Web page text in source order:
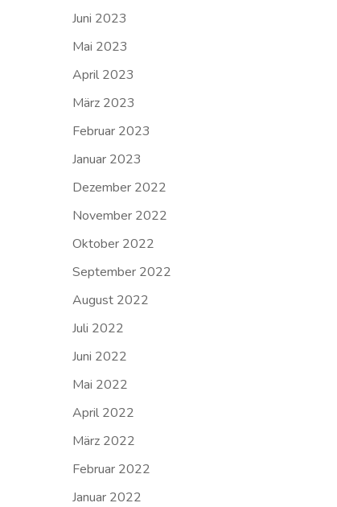
Juni 2023
Mai 2023
April 2023
März 2023
Februar 2023
Januar 2023
Dezember 2022
November 2022
Oktober 2022
September 2022
August 2022
Juli 2022
Juni 2022
Mai 2022
April 2022
März 2022
Februar 2022
Januar 2022